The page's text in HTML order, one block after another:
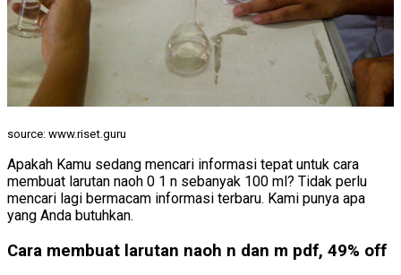
source: www.riset.guru
Apakah Kamu sedang mencari informasi tepat untuk cara
membuat larutan naoh 0 1 n sebanyak 100 ml? Tidak perlu
mencari lagi bermacam informasi terbaru. Kami punya apa
yang Anda butuhkan.
Cara membuat larutan naoh n dan m pdf, 49% off